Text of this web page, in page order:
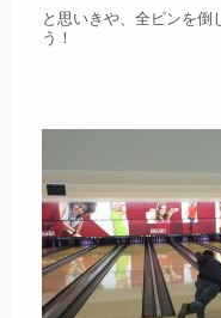
と思いきや、全ピンを倒
う！